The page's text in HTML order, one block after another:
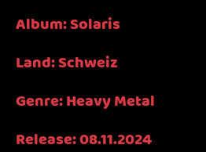
Album: Solaris
Land: Schweiz
Genre: Heavy Metal
Release: 08.11.2024